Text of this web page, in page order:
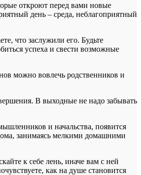
откроют перед вами новые
день – среда, неблагоприятный
что заслужили его. Будьте
успеха и свести возможные
можно вовлечь родственников и
В выходные не надо забывать
и начальства, появится
занимаясь мелкими домашними
к себе лень, иначе вам с ней
как на душе становится